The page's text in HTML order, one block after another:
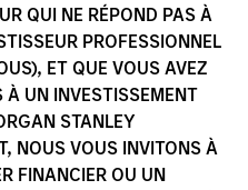
QUI NE RÉPOND PAS À
PROFESSIONNEL
ET QUE VOUS AVEZ
À UN INVESTISSEMENT
STANLEY
NOUS VOUS INVITONS À
FINANCIER OU UN